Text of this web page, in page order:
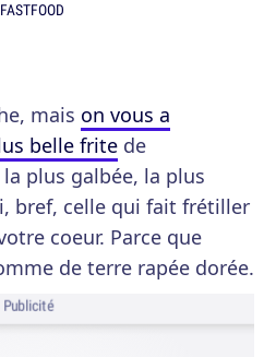
mais on vous a
belle frite de
plus galbée, la plus
bref, celle qui fait frétiller
coeur. Parce que
de terre rapée dorée.
Publicité